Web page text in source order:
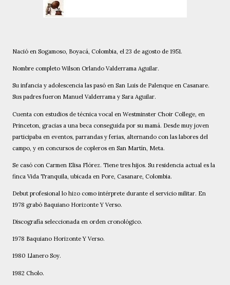
Nació en Sogamoso, Boyacá, Colombia, el 23 de agosto de 1951.
Nombre completo Wilson Orlando Valderrama Aguilar.
Su infancia y adolescencia las pasó en San Luis de Palenque en Casanare.
Sus padres fueron Manuel Valderrama y Sara Aguilar.
Cuenta con estudios de técnica vocal en Westminster Choir College, en
Princeton, gracias a una beca conseguida por su mamá. Desde muy joven
participaba en eventos, parrandas y ferias, alternando con las labores del
campo, y en concursos de copleros en San Martín, Meta.
Se casó con Carmen Elisa Flórez. Tiene tres hijos. Su residencia actual es la
finca Vida Tranquila, ubicada en Pore, Casanare, Colombia.
Debut profesional lo hizo como intérprete durante el servicio militar. En
1978 grabó Baquiano Horizonte Y Verso.
Discografía seleccionada en orden cronológico.
1978 Baquiano Horizonte Y Verso.
1980 Llanero Soy.
1982 Cholo.